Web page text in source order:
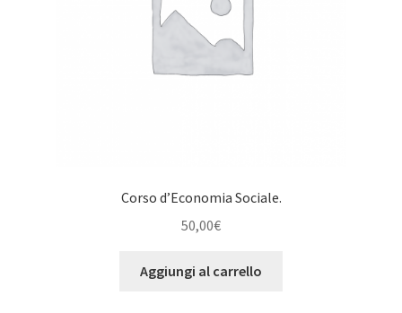
Corso d’Economia Sociale.
50,00€
Aggiungi al carrello